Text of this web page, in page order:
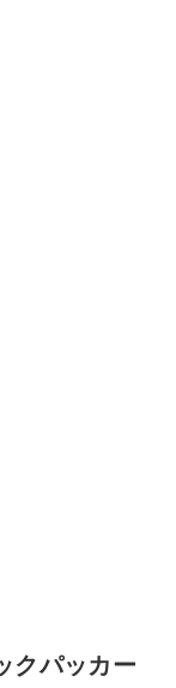
クパッカー